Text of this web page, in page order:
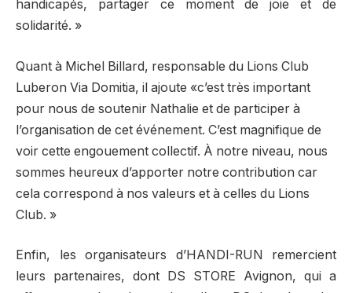
handicapés, partager ce moment de joie et de
solidarité. »
Quant à Michel Billard, responsable du Lions Club
Luberon Via Domitia, il ajoute «c’est très important
pour nous de soutenir Nathalie et de participer à
l’organisation de cet événement. C’est magnifique de
voir cette engouement collectif. À notre niveau, nous
sommes heureux d’apporter notre contribution car
cela correspond à nos valeurs et à celles du Lions
Club. »
Enfin, les organisateurs d’HANDI-RUN remercient
leurs partenaires, dont DS STORE Avignon, qui a